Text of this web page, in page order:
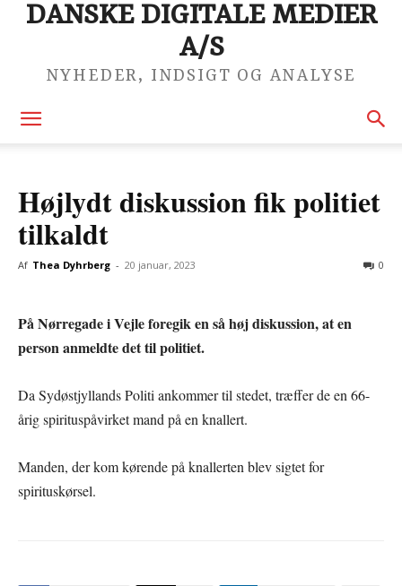
DANSKE DIGITALE MEDIER
A/S
NYHEDER, INDSIGT OG ANALYSE
Højlydt diskussion fik politiet
tilkaldt
Af Thea Dyhrberg - 20 januar, 2023 0
På Nørregade i Vejle foregik en så høj diskussion, at en
person anmeldte det til politiet.
Da Sydøstjyllands Politi ankommer til stedet, træffer de en 66-
årig spirituspåvirket mand på en knallert.
Manden, der kom kørende på knallerten blev sigtet for
spirituskørsel.